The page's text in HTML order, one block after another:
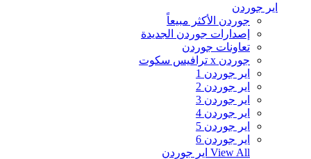
اير جوردن
جوردن الأكثر مبيعاً
إصدارات جوردن الجديدة
تعاونات جوردن
جوردن x ترافيس سكوت
اير جوردن 1
اير جوردن 2
اير جوردن 3
اير جوردن 4
اير جوردن 5
اير جوردن 6
View All اير جوردن